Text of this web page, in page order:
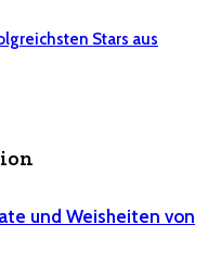
Stars aus
und Weisheiten von